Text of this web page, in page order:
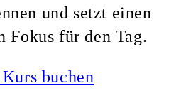
und setzt einen
Fokus für den Tag.
buchen